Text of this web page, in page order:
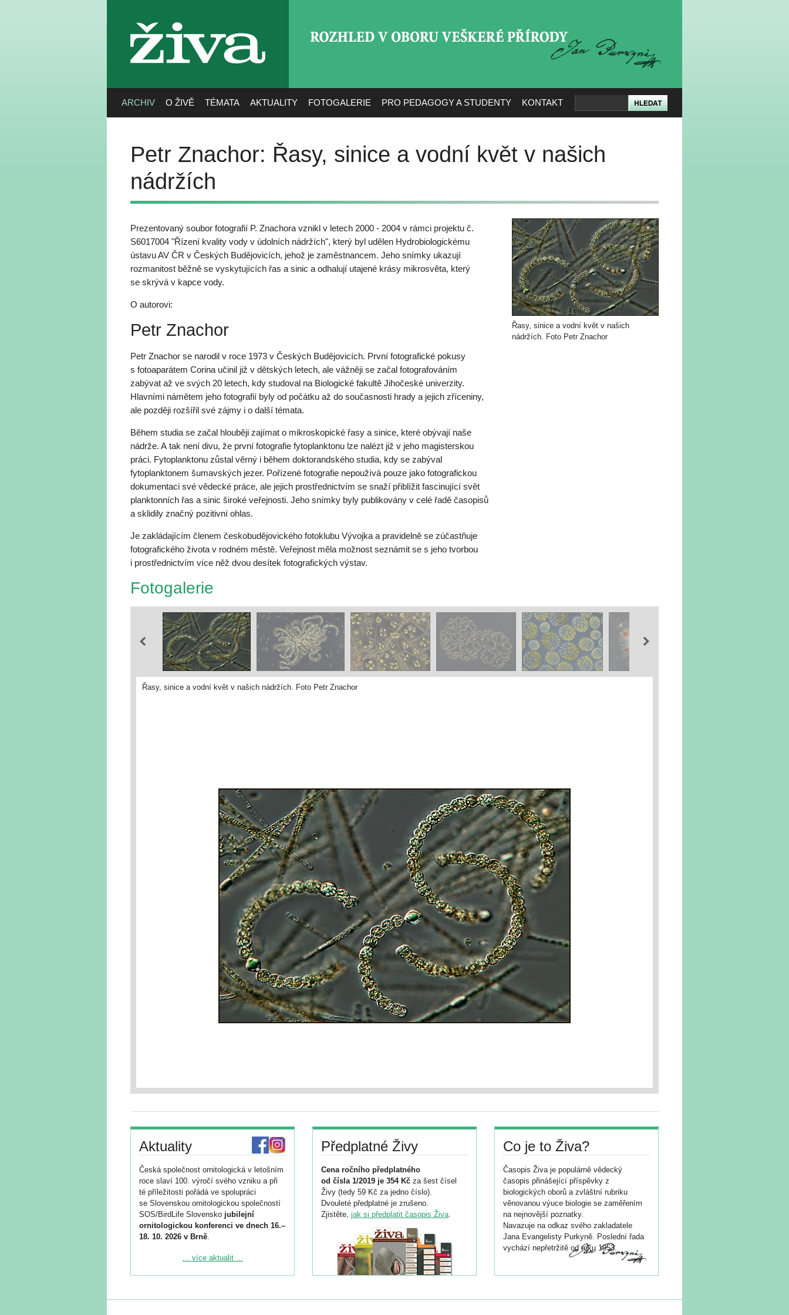
živa
ARCHIV O ŽIVĚ TÉMATA AKTUALITY FOTOGALERIE PRO PEDAGOGY A STUDENTY KONTAKT
Petr Znachor: Řasy, sinice a vodní květ v našich
nádržích
Prezentovaný soubor fotografií P. Znachora vznikl v letech 2000 - 2004 v rámci projektu č.
S6017004 "Řízení kvality vody v údolních nádržích", který byl udělen Hydrobiologickému
ústavu AV ČR v Českých Budějovicích, jehož je zaměstnancem. Jeho snímky ukazují
rozmanitost běžně se vyskytujících řas a sinic a odhalují utajené krásy mikrosvěta, který
se skrývá v kapce vody.
O autorovi:
Petr Znachor
Petr Znachor se narodil v roce 1973 v Českých Budějovicích. První fotografické pokusy
s fotoaparátem Corina učinil již v dětských letech, ale vážněji se začal fotografováním
zabývat až ve svých 20 letech, kdy studoval na Biologické fakultě Jihočeské univerzity.
Hlavními námětem jeho fotografií byly od počátku až do současnosti hrady a jejich zříceniny,
ale později rozšířil své zájmy i o další témata.
Během studia se začal hlouběji zajímat o mikroskopické řasy a sinice, které obývají naše
nádrže. A tak není divu, že první fotografie fytoplanktonu lze nalézt již v jeho magisterskou
práci. Fytoplanktonu zůstal věrný i během doktorandského studia, kdy se zabýval
fytoplanktonem šumavských jezer. Pořízené fotografie nepoužívá pouze jako fotografickou
dokumentaci své vědecké práce, ale jejich prostřednictvím se snaží přiblížit fascinující svět
planktonních řas a sinic široké veřejnosti. Jeho snímky byly publikovány v celé řadě časopisů
a sklidily značný pozitivní ohlas.
Je zakládajícím členem českobudějovického fotoklubu Vývojka a pravidelně se zúčastňuje
fotografického života v rodném městě. Veřejnost měla možnost seznámit se s jeho tvorbou
i prostřednictvím více něž dvou desítek fotografických výstav.
Řasy, sinice a vodní květ v našich
nádržích. Foto Petr Znachor
Fotogalerie
Řasy, sinice a vodní květ v našich nádržích. Foto Petr Znachor
Aktuality
Česká společnost ornitologická v letošním
roce slaví 100. výročí svého vzniku a při
té příležitosti pořádá ve spolupráci
se Slovenskou ornitologickou společností
SOS/BirdLife Slovensko jubilejní
ornitologickou konferenci ve dnech 16.–
18. 10. 2026 v Brně.
Podrobnější informace ke konferenci
Registrovat se můžete do 6. září.
... více aktualit ...
Předplatné Živy
Cena ročního předplatného
od čísla 1/2019 je 354 Kč za šest čísel
Živy (tedy 59 Kč za jedno číslo).
Dvouleté předplatné je zrušeno.
Zjistěte, jak si předplatit časopis Živa.
Co je to Živa?
Časopis Živa je populárně vědecký
časopis přinášející příspěvky z
biologických oborů a zvláštní rubriku
věnovanou výuce biologie se zaměřením
na nejnovější poznatky.
Navazuje na odkaz svého zakladatele
Jana Evangelisty Purkyně. Poslední řada
vychází nepřetržitě od roku 1953.